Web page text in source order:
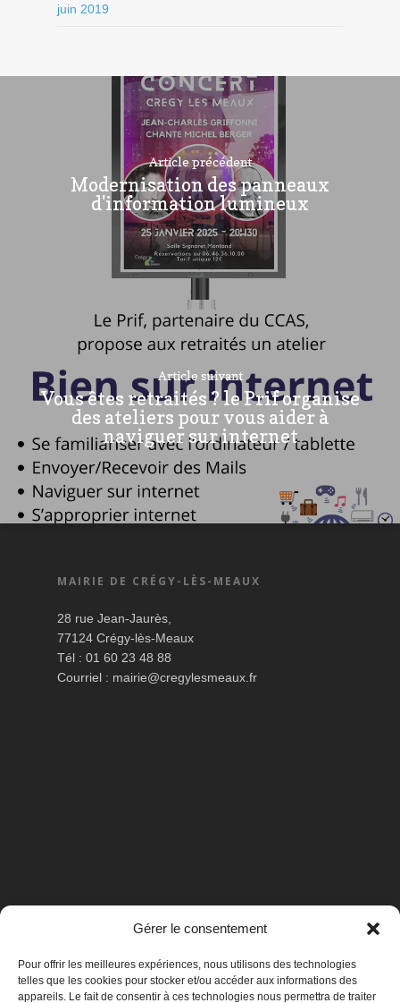
Gérer le consentement
Pour offrir les meilleures expériences, nous utilisons des technologies
telles que les cookies pour stocker et/ou accéder aux informations des
appareils. Le fait de consentir à ces technologies nous permettra de traiter
juin 2019
Article précédent
Modernisation des panneaux
d'information lumineux
Article suivant
Vous êtes retraités ? le Prif organise
des ateliers pour vous aider à
naviguer sur internet
MAIRIE DE CRÉGY-LÈS-MEAUX
28 rue Jean-Jaurès,
77124 Crégy-lès-Meaux
Tél : 01 60 23 48 88
Courriel : mairie@cregylesmeaux.fr